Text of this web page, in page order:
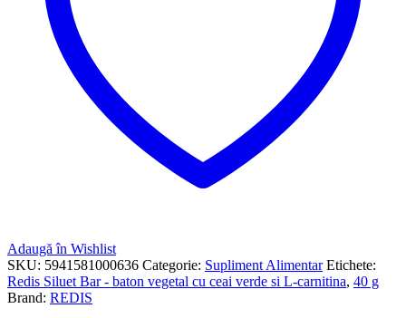
Adaugă în Wishlist
SKU: 5941581000636 Categorie: Supliment Alimentar Etichete:
Redis Siluet Bar - baton vegetal cu ceai verde si L-carnitina, 40 g
Brand: REDIS